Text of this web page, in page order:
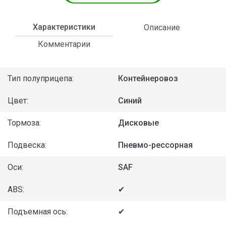
Характеристики
Описание
Комментарии
Тип полуприцепа: Контейнеровоз
Цвет: Синий
Тормоза: Дисковые
Подвеска: Пневмо-рессорная
Оси: SAF
ABS: ✔
Подъемная ось: ✔